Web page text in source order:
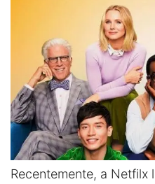
Recentemente, a Netfilx